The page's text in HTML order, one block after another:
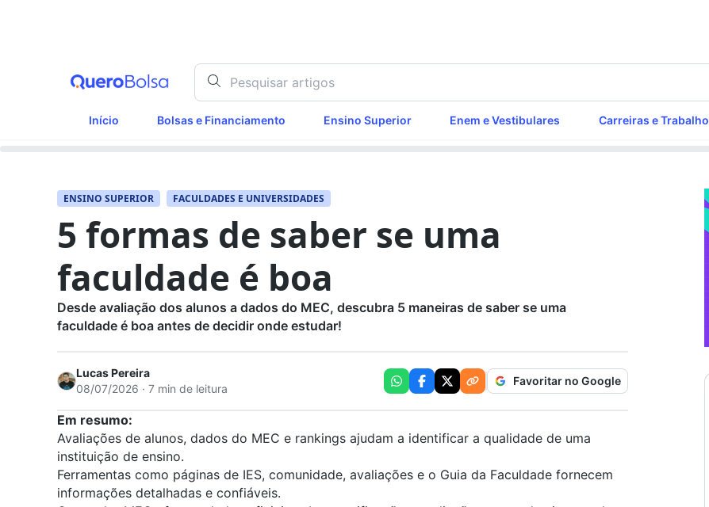
Início Bolsas e Financiamento Ensino Superior Enem e Vestibulares Carreiras e Trabalho
ENSINO SUPERIOR FACULDADES E UNIVERSIDADES
5 formas de saber se uma
faculdade é boa
Desde avaliação dos alunos a dados do MEC, descubra 5 maneiras de saber se uma
faculdade é boa antes de decidir onde estudar!
Lucas Pereira
08/07/2026 · 7 min de leitura
Favoritar no Google
Em resumo:
Avaliações de alunos, dados do MEC e rankings ajudam a identificar a qualidade de uma
instituição de ensino.
Ferramentas como páginas de IES, comunidade, avaliações e o Guia da Faculdade fornecem
informações detalhadas e confiáveis.